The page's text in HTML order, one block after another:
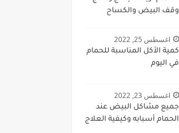
وقف البيض والكساح
اغسطس 25, 2022
كمية الأكل المناسبة للحمام
في اليوم
اغسطس 23, 2022
جميع مشاكل البيض عند
الحمام أسبابه وكيفية العلاج